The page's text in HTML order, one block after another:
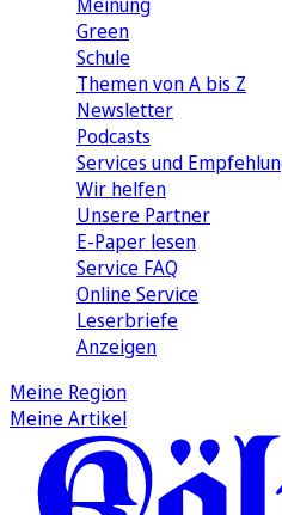
Green
Schule
Themen von A bis Z
Newsletter
Podcasts
Services und
Wir helfen
Unsere Partner
E-Paper lesen
Service FAQ
Online Service
Leserbriefe
Anzeigen
Meine Region
Meine Artikel